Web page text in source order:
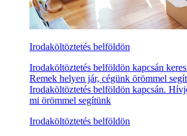
Irodaköltöztetés belföldön
Irodaköltöztetés belföldön kapcsán
Remek helyen jár, cégünk örömmel
Irodaköltöztetés belföldön kapcsán.
mi örömmel segítünk
Irodaköltöztetés belföldön